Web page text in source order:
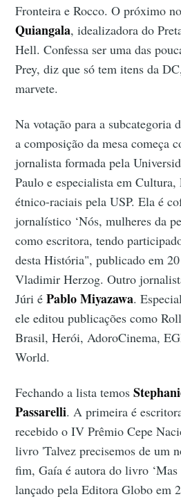
Fronteira e Rocco. O próximo
Quiangala, idealizadora do
Hell. Confessa ser uma das
Prey, diz que só tem itens da
marvete.
Na votação para a subcategoria
a composição da mesa começa
jornalista formada pela
Paulo e especialista em Cultura,
étnico-raciais pela USP. Ela é
jornalístico ‘Nós, mulheres da
como escritora, tendo
desta História", publicado em
Vladimir Herzog. Outro
Júri éPablo Miyazawa.
ele editou publicações como
Brasil, Herói, AdoroCinema,
World.
Fechando a lista temos
Passarelli. A primeira é
recebido o IV Prêmio Cepe
livro 'Talvez precisemos de um
fim, Gaía é autora do livro ‘Mas
lançado pela Editora Globo em